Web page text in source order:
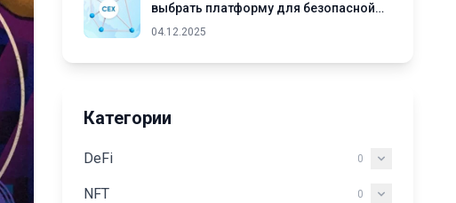
выбрать платформу для безопасной
торговли криптовалютами
04.12.2025
Категории
DeFi 0
NFT 0